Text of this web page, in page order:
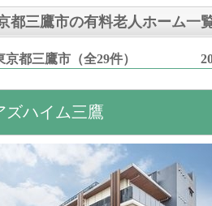
都三鷹市の有料老人ホーム一
京都三鷹市（全29件） 2025
ズハイム三鷹